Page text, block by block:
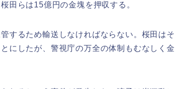
田らは15億円の金塊を押収する。
するため輸送しなければならない。桜田はそ
にしたが、警視庁の万全の体制もむなしく金